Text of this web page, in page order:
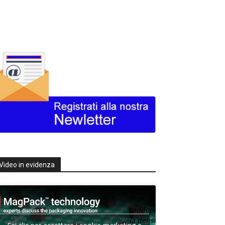
in evidenza
Texas
raddoppia
la densità